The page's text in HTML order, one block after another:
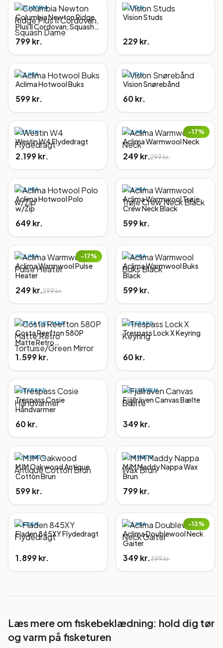
COLUMBIA
Columbia Newton Ridge
Plus II Cordovan, Squash
Dame
799 kr.
VISION
Vision Studs
229 kr.
ACLIMA
Aclima Hotwool Buks
599 kr.
VISION
Vision Snørebånd
60 kr.
WESTIN
Westin W4 Flydedragt
2.199 kr.
−17%
ACLIMA
Aclima Warmwool Neck
249 kr.299 kr.
ACLIMA
Aclima Hotwool Polo
w/Zip
649 kr.
ACLIMA
Aclima Warmwool Trøje
Crew Neck Black
599 kr.
−17%
ACLIMA
Aclima Warmwool Pulse
Heater
249 kr.299 kr.
ACLIMA
Aclima Warmwool Buks
Black
599 kr.
COSTA DEL MAR
Costa Reefton 580P
Matte Retro
Tortuise/Green Mirror
1.599 kr.
TRESPASS
Trespass Lock X Keyring
60 kr.
TRESPASS
Trespass Cosie
Håndvarmer
60 kr.
FJÄLLRÄVEN
Fjällräven Canvas Bælte
349 kr.
MJM HATS
MJM Oakwood Antique
Cotton Brun
599 kr.
MJM HATS
MJM Maddy Nappa Wax
Brun
799 kr.
FLADEN
Fladen 845XY Flydedragt
1.899 kr.
−13%
ACLIMA
Aclima Doublewool Neck
Gaiter
349 kr.399 kr.
Læs mere om fiskebeklædning: hold dig tør
og varm på fisketuren